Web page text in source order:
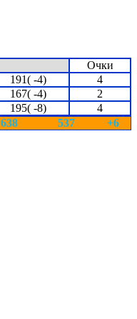
Очки
191( -4)
4
167( -4)
2
195( -8)
4
638 537 +6